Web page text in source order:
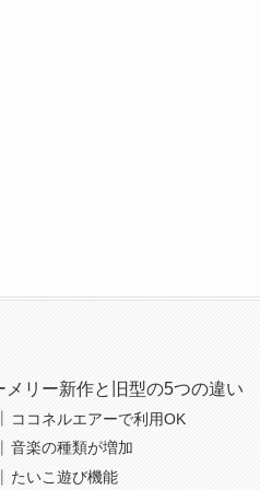
メリー新作と旧型の5つの違い
ココネルエアーで利用OK
音楽の種類が増加
たいこ遊び機能